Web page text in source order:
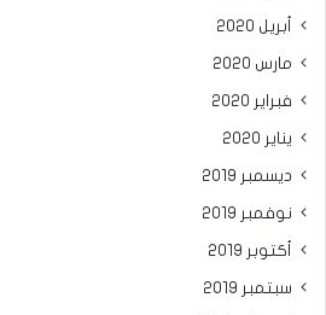
أبريل 2020
مارس 2020
فبراير 2020
يناير 2020
ديسمبر 2019
نوفمبر 2019
أكتوبر 2019
سبتمبر 2019